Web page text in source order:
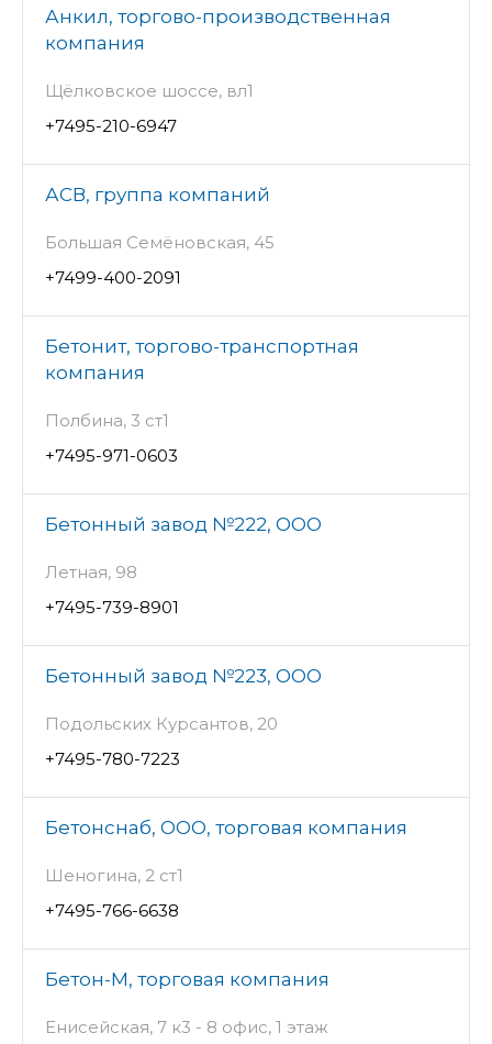
Анкил, торгово-производственная
компания
Щёлковское шоссе, вл1
+7495-210-6947
АСВ, группа компаний
Большая Семёновская, 45
+7499-400-2091
Бетонит, торгово-транспортная
компания
Полбина, 3 ст1
+7495-971-0603
Бетонный завод №222, ООО
Летная, 98
+7495-739-8901
Бетонный завод №223, ООО
Подольских Курсантов, 20
+7495-780-7223
Бетонснаб, ООО, торговая компания
Шеногина, 2 ст1
+7495-766-6638
Бетон-М, торговая компания
Енисейская, 7 к3 - 8 офис, 1 этаж